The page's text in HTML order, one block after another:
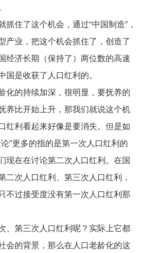
抓住了这个机会，通过“中国制造”，
产业，把这个机会抓住了，创造了
经济长期（保持了）两位数的高速
国是收获了人口红利的。
化的持续加深，很明显，要抚养的
养比开始上升，那我们就说这个机
红利看起来好像是要消失。但是如
”更多的指的是第一次人口红利的
现在在讨论第二次人口红利。在国
二次人口红利、第三次人口红利，
不过接受度没有第一次人口红利那
、第三次人口红利呢？实际上它都
会的背景，那么在人口老龄化的这